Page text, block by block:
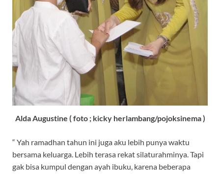
Alda Augustine ( foto ; kicky herlambang/pojoksinema )
“ Yah ramadhan tahun ini juga aku lebih punya waktu
bersama keluarga. Lebih terasa rekat silaturahminya. Tapi
gak bisa kumpul dengan ayah ibuku, karena beberapa